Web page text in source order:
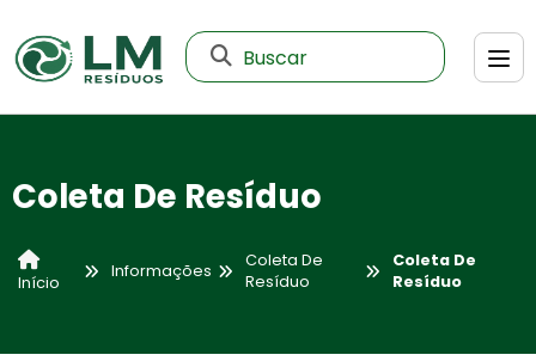
Buscar
Coleta De Resíduo
Início
Informações
Coleta De
Resíduo
Coleta De
Resíduo